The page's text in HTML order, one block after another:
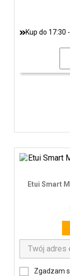
Kup do 17:30 -
Etui Smart
Zgadzam